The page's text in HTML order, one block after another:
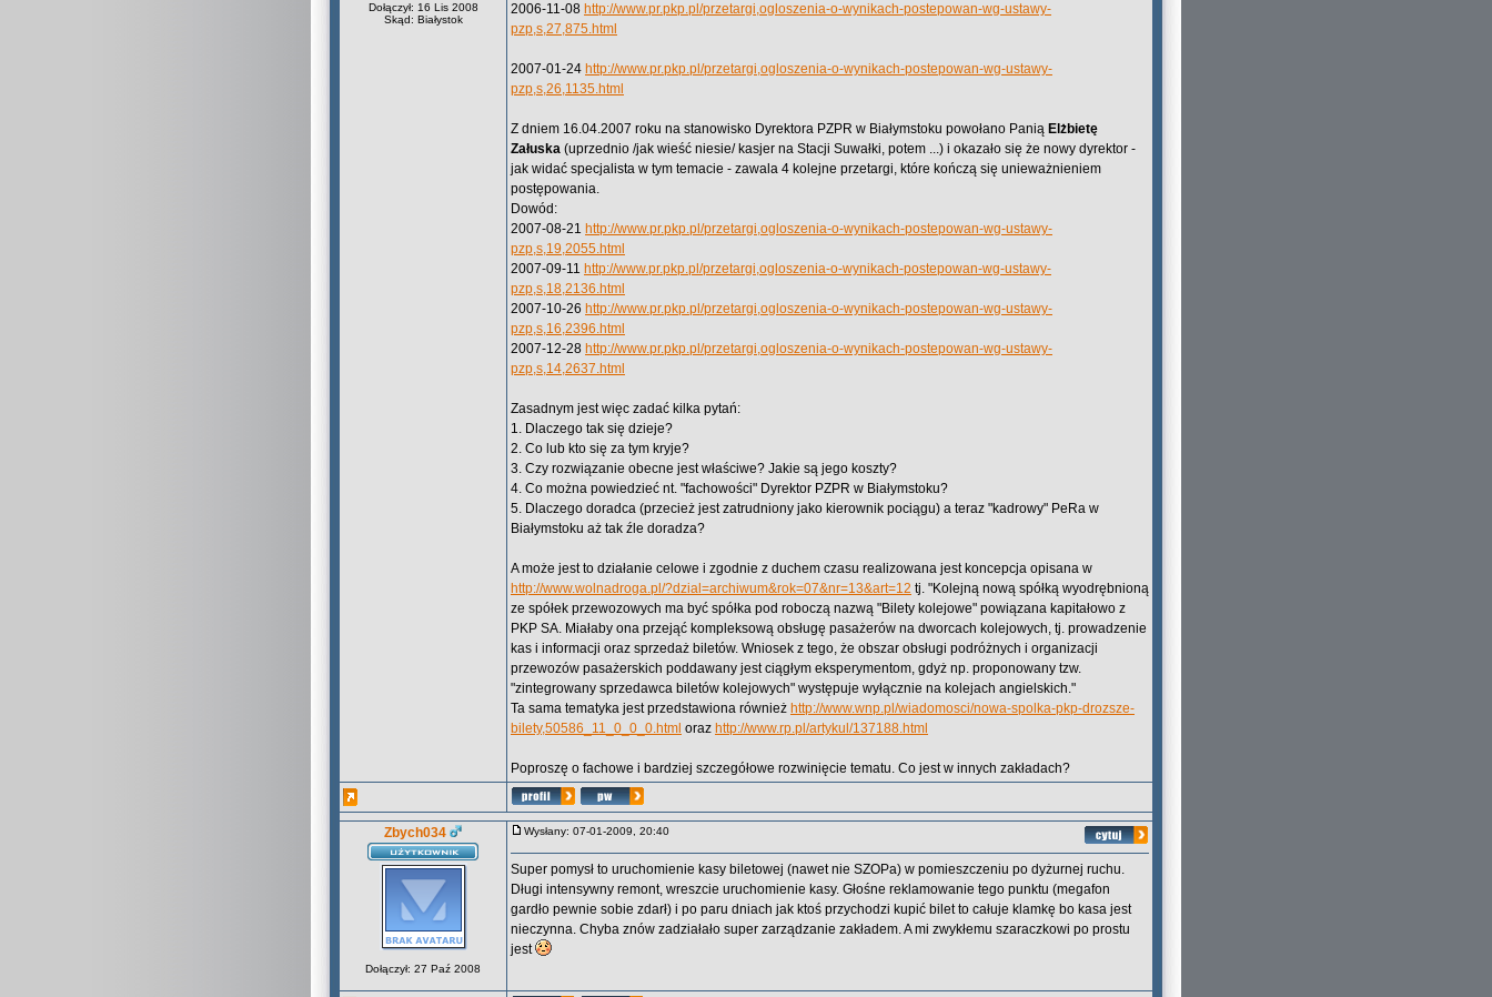
Dołączył: 16 Lis 2008
Skąd: Białystok
2006-11-08 http://www.pr.pkp.pl/przetargi,ogloszenia-o-wynikach-postepowan-wg-ustawy-
pzp,s,27,875.html
2007-01-24 http://www.pr.pkp.pl/przetargi,ogloszenia-o-wynikach-postepowan-wg-ustawy-
pzp,s,26,1135.html
Z dniem 16.04.2007 roku na stanowisko Dyrektora PZPR w Białymstoku powołano Panią Elżbietę
Załuska (uprzednio /jak wieść niesie/ kasjer na Stacji Suwałki, potem ...) i okazało się że nowy dyrektor -
jak widać specjalista w tym temacie - zawala 4 kolejne przetargi, które kończą się unieważnieniem
postępowania.
Dowód:
2007-08-21 http://www.pr.pkp.pl/przetargi,ogloszenia-o-wynikach-postepowan-wg-ustawy-
pzp,s,19,2055.html
2007-09-11 http://www.pr.pkp.pl/przetargi,ogloszenia-o-wynikach-postepowan-wg-ustawy-
pzp,s,18,2136.html
2007-10-26 http://www.pr.pkp.pl/przetargi,ogloszenia-o-wynikach-postepowan-wg-ustawy-
pzp,s,16,2396.html
2007-12-28 http://www.pr.pkp.pl/przetargi,ogloszenia-o-wynikach-postepowan-wg-ustawy-
pzp,s,14,2637.html
Zasadnym jest więc zadać kilka pytań:
1. Dlaczego tak się dzieje?
2. Co lub kto się za tym kryje?
3. Czy rozwiązanie obecne jest właściwe? Jakie są jego koszty?
4. Co można powiedzieć nt. "fachowości" Dyrektor PZPR w Białymstoku?
5. Dlaczego doradca (przecież jest zatrudniony jako kierownik pociągu) a teraz "kadrowy" PeRa w
Białymstoku aż tak źle doradza?
A może jest to działanie celowe i zgodnie z duchem czasu realizowana jest koncepcja opisana w
http://www.wolnadroga.pl/?dzial=archiwum&rok=07&nr=13&art=12 tj. "Kolejną nową spółką wyodrębnioną
ze spółek przewozowych ma być spółka pod roboczą nazwą "Bilety kolejowe" powiązana kapitałowo z
PKP SA. Miałaby ona przejąć kompleksową obsługę pasażerów na dworcach kolejowych, tj. prowadzenie
kas i informacji oraz sprzedaż biletów. Wniosek z tego, że obszar obsługi podróżnych i organizacji
przewozów pasażerskich poddawany jest ciągłym eksperymentom, gdyż np. proponowany tzw.
"zintegrowany sprzedawca biletów kolejowych" występuje wyłącznie na kolejach angielskich."
Ta sama tematyka jest przedstawiona również http://www.wnp.pl/wiadomosci/nowa-spolka-pkp-drozsze-
bilety,50586_11_0_0_0.html oraz http://www.rp.pl/artykul/137188.html
Poproszę o fachowe i bardziej szczegółowe rozwinięcie tematu. Co jest w innych zakładach?
Zbych034
Dołączył: 27 Paź 2008
Wysłany: 07-01-2009, 20:40
Super pomysł to uruchomienie kasy biletowej (nawet nie SZOPa) w pomieszczeniu po dyżurnej ruchu.
Długi intensywny remont, wreszcie uruchomienie kasy. Głośne reklamowanie tego punktu (megafon
gardło pewnie sobie zdarł) i po paru dniach jak ktoś przychodzi kupić bilet to całuje klamkę bo kasa jest
nieczynna. Chyba znów zadziałało super zarządzanie zakładem. A mi zwykłemu szaraczkowi po prostu
jest